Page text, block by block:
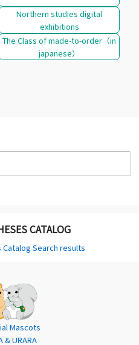
Northern studies digital
exhibitions
The Class of made-to-order（in
japanese）
CATALOG
Search results
Mascots
& URARA